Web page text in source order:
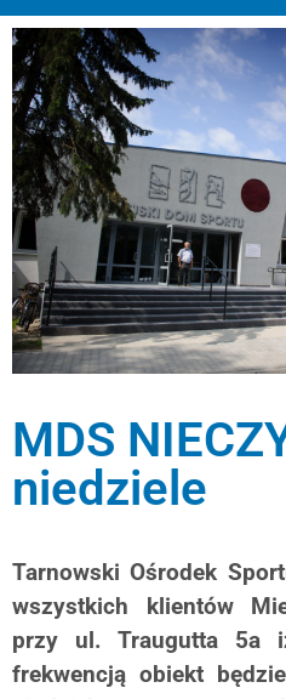
MDS
niedziele
Tarnowski Ośrodek
wszystkich klientów
przy ul. Traugutta 5a
frekwencją obiekt będzie